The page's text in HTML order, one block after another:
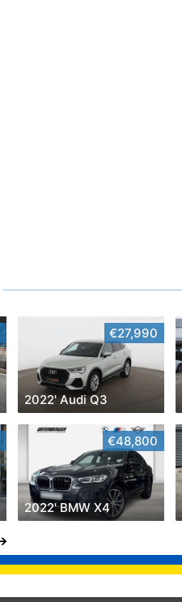
€27,990
2022' Audi Q3
€48,800
2022' BMW X4